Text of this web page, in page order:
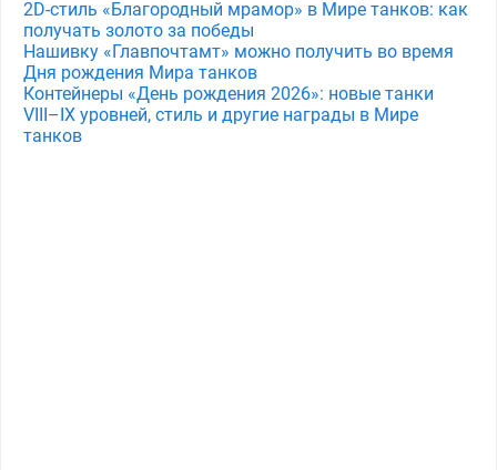
2D-стиль «Благородный мрамор» в Мире танков: как
получать золото за победы
Нашивку «Главпочтамт» можно получить во время
Дня рождения Мира танков
Контейнеры «День рождения 2026»: новые танки
VIII–IX уровней, стиль и другие награды в Мире
танков